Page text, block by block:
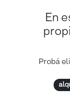
En
Probá